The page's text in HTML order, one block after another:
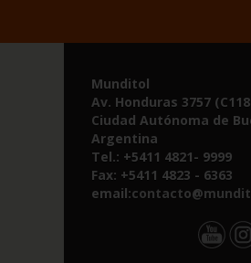
Munditol
Av. Honduras 3757
Ciudad Autónoma de
Argentina
Tel.: +5411 4821- 9999
Fax: +5411 4823 - 6363
email: